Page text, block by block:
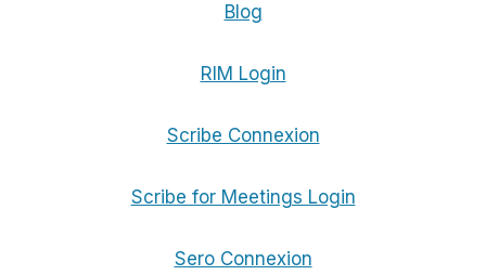
Blog
RIM Login
Scribe Connexion
Scribe for Meetings Login
Sero Connexion